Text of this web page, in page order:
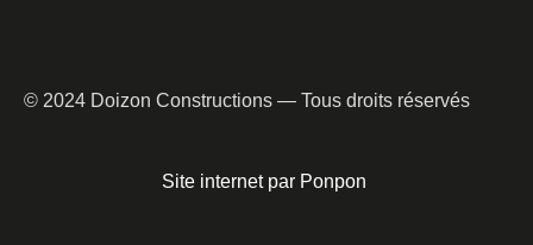
© 2024 Doizon Constructions — Tous droits réservés
Site internet par Ponpon